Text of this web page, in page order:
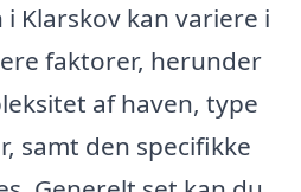
Klarskov kan variere i
faktorer, herunder
af haven, type
samt den specifikke